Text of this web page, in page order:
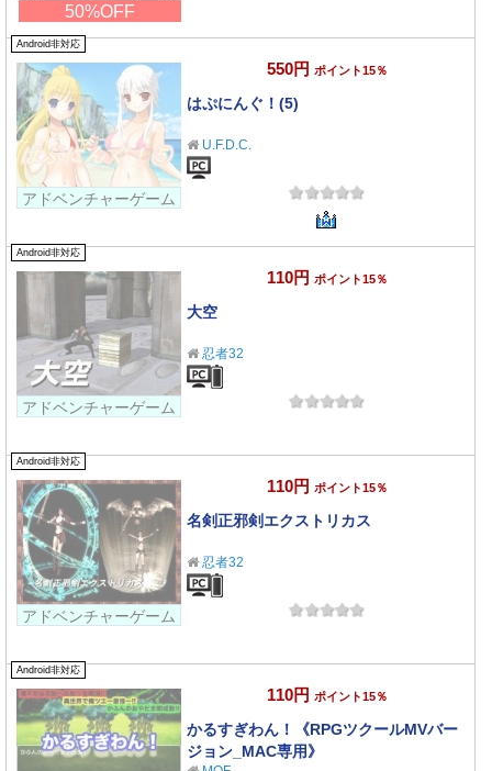
50%OFF
Android非対応
アドベンチャーゲーム
550円 ポイント15％
はぷにんぐ！(5)
U.F.D.C.
Android非対応
アドベンチャーゲーム
110円 ポイント15％
大空
忍者32
Android非対応
アドベンチャーゲーム
110円 ポイント15％
名剣正邪剣エクストリカス
忍者32
Android非対応
110円 ポイント15％
かるすぎわん！《RPGツクールMVバー
ジョン_MAC専用》